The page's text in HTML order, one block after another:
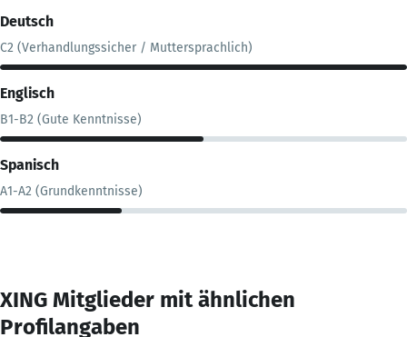
Deutsch
C2 (Verhandlungssicher / Muttersprachlich)
Englisch
B1-B2 (Gute Kenntnisse)
Spanisch
A1-A2 (Grundkenntnisse)
XING Mitglieder mit ähnlichen
Profilangaben